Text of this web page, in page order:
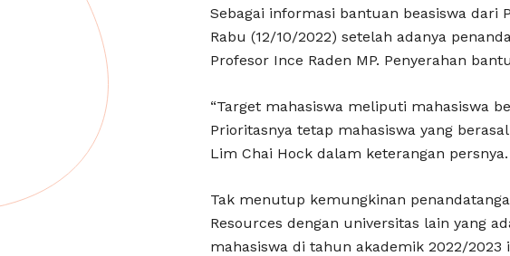
Sebagai informasi bantuan beasiswa dari
Rabu (12/10/2022) setelah adanya
Profesor Ince Raden MP. Penyerahan
“Target mahasiswa meliputi mahasiswa
Prioritasnya tetap mahasiswa yang
Lim Chai Hock dalam keterangan persnya.
Tak menutup kemungkinan
Resources dengan universitas lain yang
mahasiswa di tahun akademik 2022/2023